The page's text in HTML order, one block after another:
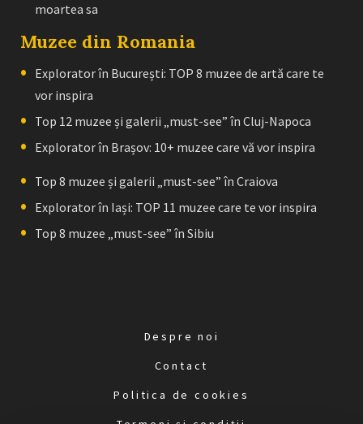
moartea sa
Muzee din Romania
Explorator în București: TOP 8 muzee de artă care te
vor inspira
Top 12 muzee și galerii „must-see” în Cluj-Napoca
Explorator în Brașov: 10+ muzee care vă vor inspira
Top 8 muzee și galerii „must-see” în Craiova
Explorator în Iași: TOP 11 muzee care te vor inspira
Top 8 muzee „must-see” în Sibiu
Despre noi
Contact
Politica de cookies